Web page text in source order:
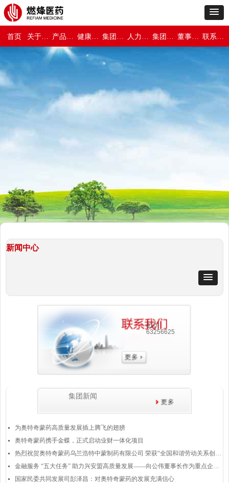
首页 关于燃烽医药 产品世界 健康与保障 集团新闻 人力资源 集团介绍 董事长专栏 联系我们
넷 为奥特奇蒙药高质量发展插上腾飞的翅膀
넷 奥特奇蒙药携手金蝶，正式启动业财一体化项目
넷 热烈祝贺奥特奇蒙药乌兰浩特中蒙制药有限公司 荣获“全国和谐劳动关系创建示范企业”称号
넷 金融服务 “五大任务” 助力兴安盟高质量发展——向公伟董事长作为重点企业代表发言
넷 国家民委共同发展司彭泽昌：对奥特奇蒙药的发展充满信心
集团新闻
新闻中心
010-
63256625